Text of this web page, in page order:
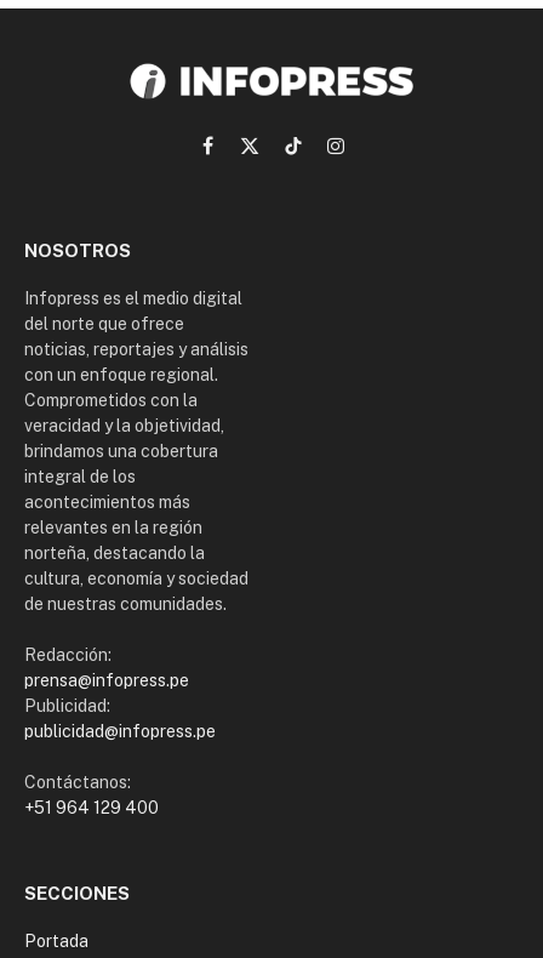
Facebook
X
TikTokInstagram
NOSOTROS
Infopress es el medio digital
del norte que ofrece
noticias, reportajes y análisis
con un enfoque regional.
Comprometidos con la
veracidad y la objetividad,
brindamos una cobertura
integral de los
acontecimientos más
relevantes en la región
norteña, destacando la
cultura, economía y sociedad
de nuestras comunidades.
Redacción:
prensa@infopress.pe
Publicidad:
publicidad@infopress.pe
Contáctanos:
+51 964 129 400
SECCIONES
Portada